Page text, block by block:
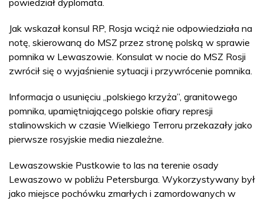
powiedział dyplomata.
Jak wskazał konsul RP, Rosja wciąż nie odpowiedziała na
notę, skierowaną do MSZ przez stronę polską w sprawie
pomnika w Lewaszowie. Konsulat w nocie do MSZ Rosji
zwrócił się o wyjaśnienie sytuacji i przywrócenie pomnika.
Informacja o usunięciu „polskiego krzyża”, granitowego
pomnika, upamiętniającego polskie ofiary represji
stalinowskich w czasie Wielkiego Terroru przekazały jako
pierwsze rosyjskie media niezależne.
Lewaszowskie Pustkowie to las na terenie osady
Lewaszowo w pobliżu Petersburga. Wykorzystywany był
jako miejsce pochówku zmarłych i zamordowanych w